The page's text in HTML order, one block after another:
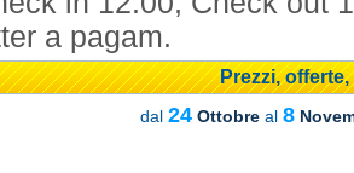
a pagam.
Prezzi,
dal 24 Ottobre al 8